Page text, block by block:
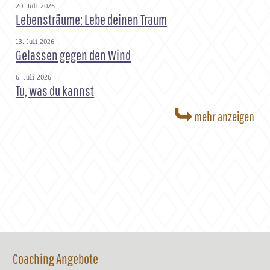
20. Juli 2026
Lebensträume: Lebe deinen Traum
13. Juli 2026
Gelassen gegen den Wind
6. Juli 2026
Tu, was du kannst
mehr anzeigen
Coaching Angebote